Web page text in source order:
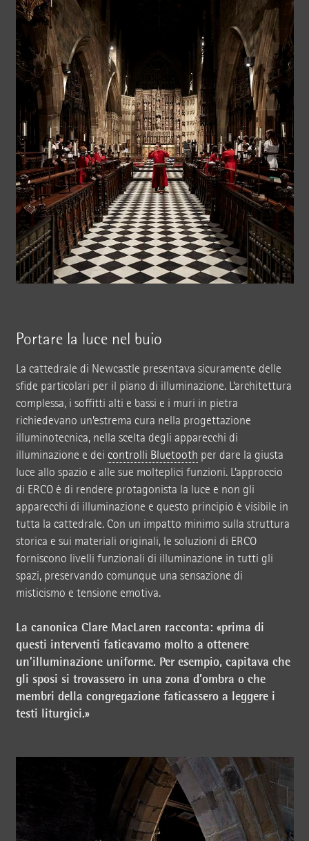
Portare la luce nel buio
La cattedrale di Newcastle presentava sicuramente delle
sfide particolari per il piano di illuminazione. L’architettura
complessa, i soffitti alti e bassi e i muri in pietra
richiedevano un’estrema cura nella progettazione
illuminotecnica, nella scelta degli apparecchi di
illuminazione e dei controlli Bluetooth per dare la giusta
luce allo spazio e alle sue molteplici funzioni. L’approccio
di ERCO è di rendere protagonista la luce e non gli
apparecchi di illuminazione e questo principio è visibile in
tutta la cattedrale. Con un impatto minimo sulla struttura
storica e sui materiali originali, le soluzioni di ERCO
forniscono livelli funzionali di illuminazione in tutti gli
spazi, preservando comunque una sensazione di
misticismo e tensione emotiva.
La canonica Clare MacLaren racconta: «prima di
questi interventi faticavamo molto a ottenere
un’illuminazione uniforme. Per esempio, capitava che
gli sposi si trovassero in una zona d’ombra o che
membri della congregazione faticassero a leggere i
testi liturgici.»